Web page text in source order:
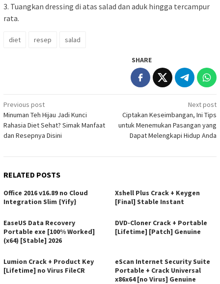
3. Tuangkan dressing di atas salad dan aduk hingga tercampur
rata.
diet resep salad
SHARE
Post
navigation
Previous post
Minuman Teh Hijau Jadi Kunci
Rahasia Diet Sehat? Simak Manfaat
dan Resepnya Disini
Next post
Ciptakan Keseimbangan, Ini Tips
untuk Menemukan Pasangan yang
Dapat Melengkapi Hidup Anda
RELATED POSTS
Office 2016 v16.89 no Cloud
Integration Slim {Yify}
Xshell Plus Crack + Keygen
[Final] Stable Instant
EaseUS Data Recovery
Portable exe [100% Worked]
(x64) [Stable] 2026
DVD-Cloner Crack + Portable
[Lifetime] [Patch] Genuine
Lumion Crack + Product Key
[Lifetime] no Virus FileCR
eScan Internet Security Suite
Portable + Crack Universal
x86x64 [no Virus] Genuine